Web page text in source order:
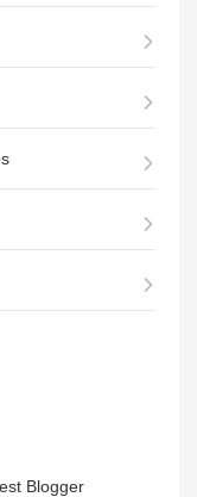
Blogger